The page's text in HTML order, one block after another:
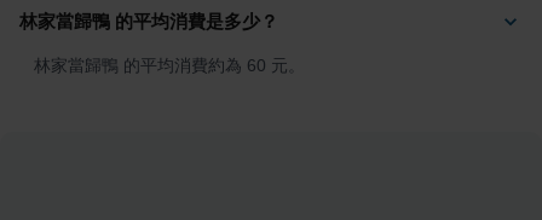
林家當歸鴨 的平均消費是多少？
林家當歸鴨 的平均消費約為 60 元。